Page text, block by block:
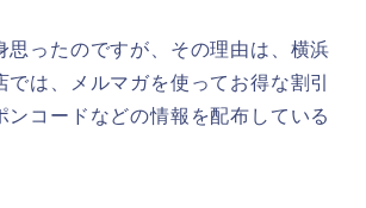
思ったのですが、その理由は、横浜
は、メルマガを使ってお得な割引
ンコードなどの情報を配布している